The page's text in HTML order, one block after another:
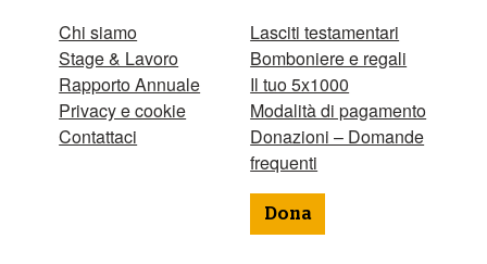
Chi siamo
Stage & Lavoro
Rapporto Annuale
Privacy e cookie
Contattaci
Lasciti testamentari
Bomboniere e regali
Il tuo 5x1000
Modalità di pagamento
Donazioni – Domande
frequenti
Dona